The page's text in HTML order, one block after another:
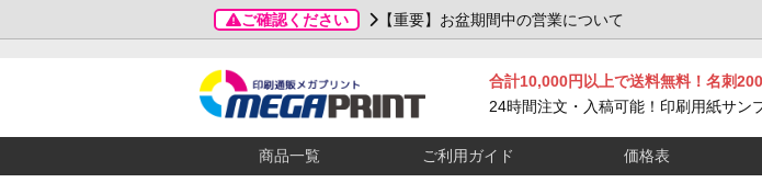
ご確認ください 【重要】お盆期間中の営業について
合計10,000円以上で送料無料！名刺
24時間注文・入稿可能！印刷用紙サン
商品一覧 ご利用ガイド 価格表